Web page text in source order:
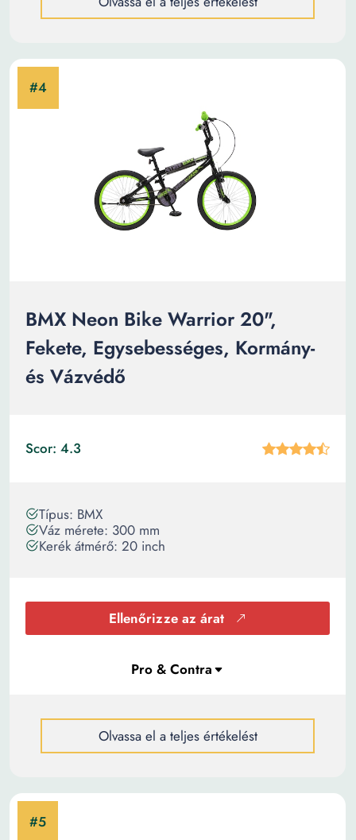
BMX Neon Bike Warrior 20",
Fekete, Egysebességes, Kormány-
és Vázvédő
Scor: 4.3
Típus: BMX
Váz mérete: 300 mm
Kerék átmérő: 20 inch
Ellenőrizze az árat
Olvassa el a teljes értékelést